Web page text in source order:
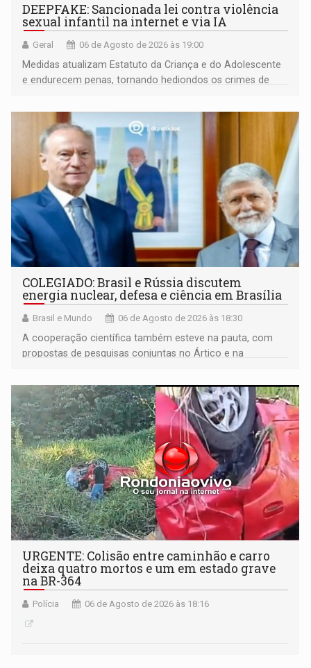
DEEPFAKE: Sancionada lei contra violência
sexual infantil na internet e via IA
Geral 06 de Agosto de 2026 às 19:00
Medidas atualizam Estatuto da Criança e do Adolescente
e endurecem penas, tornando hediondos os crimes de
COLEGIADO: Brasil e Rússia discutem
energia nuclear, defesa e ciência em Brasília
Brasil e Mundo 06 de Agosto de 2026 às 18:30
A cooperação científica também esteve na pauta, com
propostas de pesquisas conjuntas no Ártico e na
URGENTE: Colisão entre caminhão e carro
deixa quatro mortos e um em estado grave
na BR-364
Polícia 06 de Agosto de 2026 às 18:16